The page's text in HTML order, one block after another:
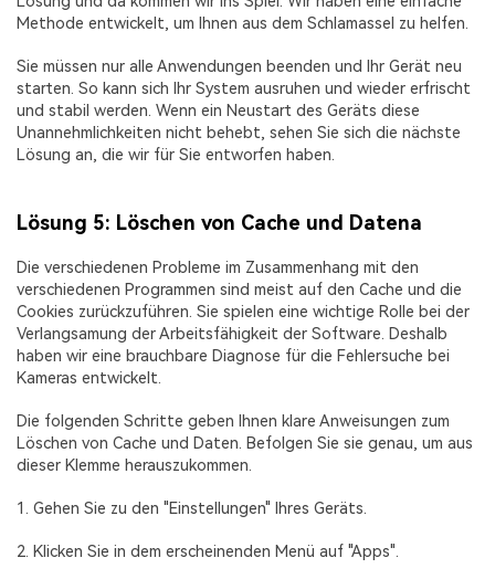
Methode entwickelt, um Ihnen aus dem Schlamassel zu helfen.
Sie müssen nur alle Anwendungen beenden und Ihr Gerät neu
starten. So kann sich Ihr System ausruhen und wieder erfrischt
und stabil werden. Wenn ein Neustart des Geräts diese
Unannehmlichkeiten nicht behebt, sehen Sie sich die nächste
Lösung an, die wir für Sie entworfen haben.
Lösung 5: Löschen von Cache und Datena
Die verschiedenen Probleme im Zusammenhang mit den
verschiedenen Programmen sind meist auf den Cache und die
Cookies zurückzuführen. Sie spielen eine wichtige Rolle bei der
Verlangsamung der Arbeitsfähigkeit der Software. Deshalb
haben wir eine brauchbare Diagnose für die Fehlersuche bei
Kameras entwickelt.
Die folgenden Schritte geben Ihnen klare Anweisungen zum
Löschen von Cache und Daten. Befolgen Sie sie genau, um aus
dieser Klemme herauszukommen.
1. Gehen Sie zu den "Einstellungen" Ihres Geräts.
2. Klicken Sie in dem erscheinenden Menü auf "Apps".